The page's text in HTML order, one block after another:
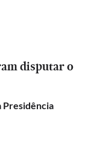
disputar o
Presidência